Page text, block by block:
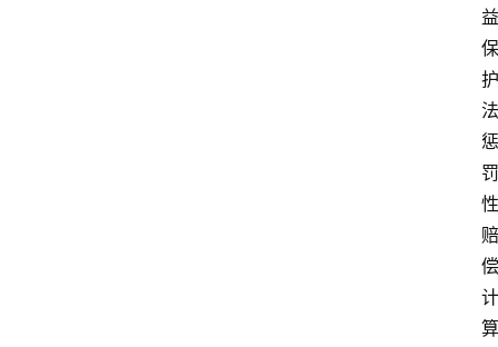
益
保
护
法
惩
罚
性
赔
偿
计
算